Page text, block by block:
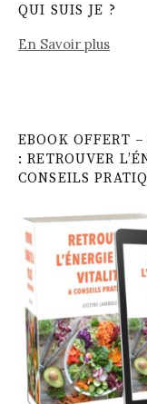
QUI SUIS JE ?
En Savoir plus
EBOOK OFFERT
: RETROUVER
CONSEILS